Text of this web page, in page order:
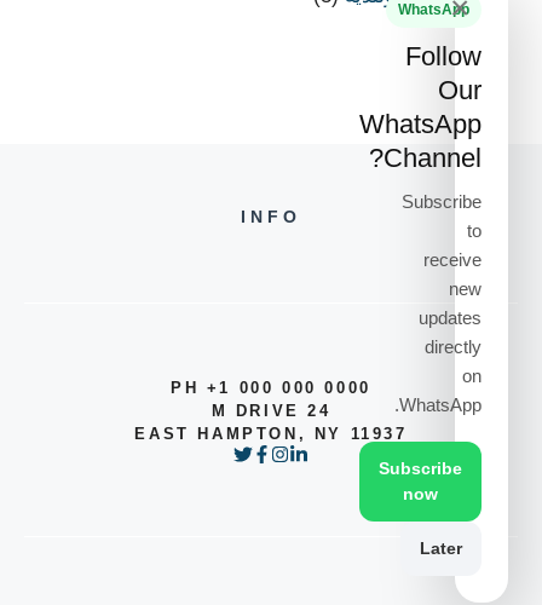
INFO
PH +1 000 000 0000
24 M DRIVE
EAST HAMPTON, NY 11937
×
WhatsApp
Follow
Our
WhatsApp
Channel?
Subscribe
to
receive
new
updates
directly
on
WhatsApp.
Subscribe
now
Later